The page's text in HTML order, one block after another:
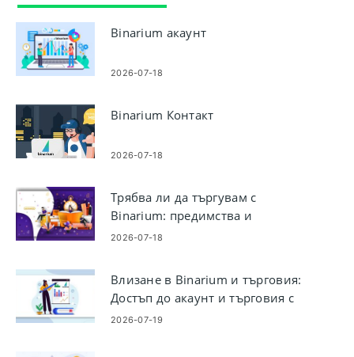
Binarium акаунт
2026-07-18
Binarium Контакт
2026-07-18
Трябва ли да търгувам с
Binarium: предимства и
съображения
2026-07-18
Влизане в Binarium и търговия:
Достъп до акаунт и търговия с
бинарни опции
2026-07-19